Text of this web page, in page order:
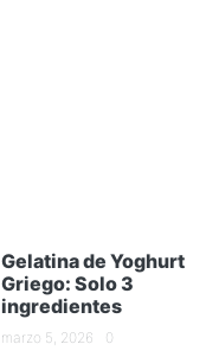
Gelatina de Yoghurt
Griego: Solo 3
ingredientes
marzo 5, 2026 0